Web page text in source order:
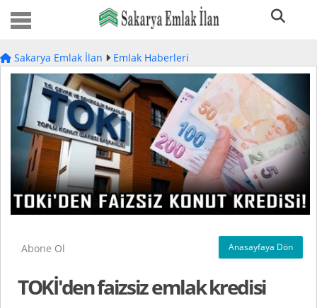
Sakarya Emlak İlan Emlak Haberleri
Abone Ol Anasayfaya Dön
TOKİ'den faizsiz emlak kredisi